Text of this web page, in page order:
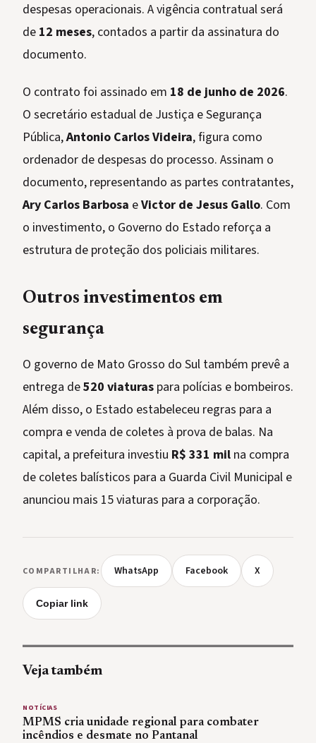
despesas operacionais. A vigência contratual será
de 12 meses, contados a partir da assinatura do
documento.
O contrato foi assinado em 18 de junho de 2026.
O secretário estadual de Justiça e Segurança
Pública,Antonio Carlos Videira, figura como
ordenador de despesas do processo. Assinam o
documento, representando as partes contratantes,
Ary Carlos Barbosa eVictor de Jesus Gallo. Com
o investimento, o Governo do Estado reforça a
estrutura de proteção dos policiais militares.
Outros investimentos em
segurança
O governo de Mato Grosso do Sul também prevê a
entrega de520 viaturas para polícias e bombeiros.
Além disso, o Estado estabeleceu regras para a
compra e venda de coletes à prova de balas. Na
capital, a prefeitura investiu R$ 331 mil na compra
de coletes balísticos para a Guarda Civil Municipal e
anunciou mais 15 viaturas para a corporação.
COMPARTILHAR: WhatsApp Facebook X
Copiar link
Veja também
NOTÍCIAS
MPMS cria unidade regional para combater
incêndios e desmate no Pantanal